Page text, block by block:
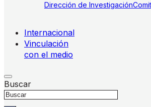
Dirección de Investigación
Internacional
Vinculación
con el medio
Buscar